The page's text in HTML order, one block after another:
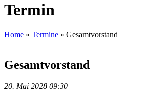
Termin
Home » Termine » Gesamtvorstand
Gesamtvorstand
20. Mai 2028 09:30